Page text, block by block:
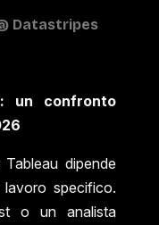
un confronto
dipende
specifico.
o un analista